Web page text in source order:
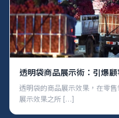
透明袋商品展示術：引爆
透明袋的商品展示效果，在零
展示效果之所 […]